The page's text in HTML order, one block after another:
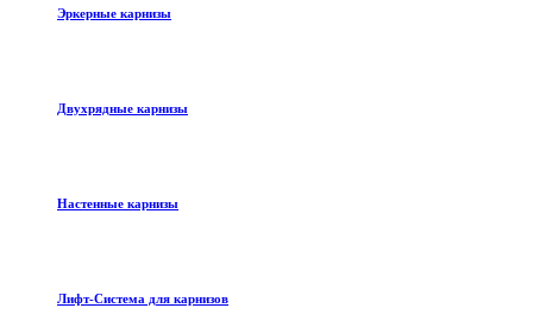
Эркерные карнизы
Двухрядные карнизы
Настенные карнизы
Лифт-Система для карнизов